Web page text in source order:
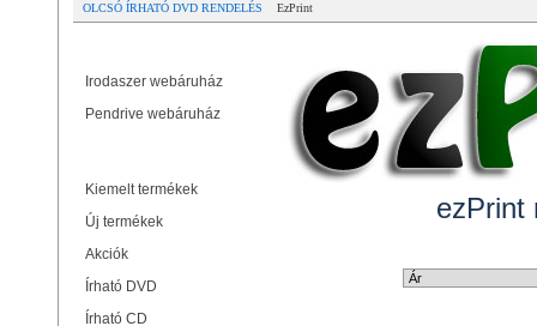
OLCSÓ ÍRHATÓ DVD RENDELÉS EzPrint
Irodaszer webáruház
Pendrive webáruház
Kiemelt termékek
Új termékek
Akciók
Írható DVD
Írható CD
ezPrint